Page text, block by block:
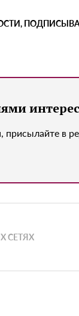
присылайте в
СЕТЯХ